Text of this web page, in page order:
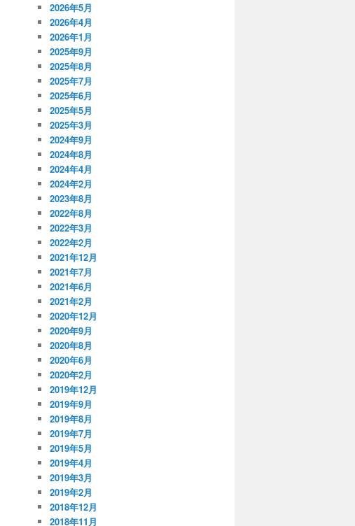
2026年5月
2026年4月
2026年1月
2025年9月
2025年8月
2025年7月
2025年6月
2025年5月
2025年3月
2024年9月
2024年8月
2024年4月
2024年2月
2023年8月
2022年8月
2022年3月
2022年2月
2021年12月
2021年7月
2021年6月
2021年2月
2020年12月
2020年9月
2020年8月
2020年6月
2020年2月
2019年12月
2019年9月
2019年8月
2019年7月
2019年5月
2019年4月
2019年3月
2019年2月
2018年12月
2018年11月